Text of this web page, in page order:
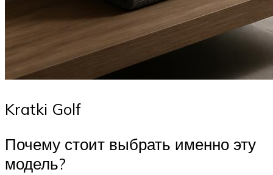
Kratki Golf
Почему стоит выбрать именно эту
модель?